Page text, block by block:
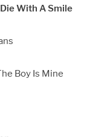
With A Smile
Boy Is Mine